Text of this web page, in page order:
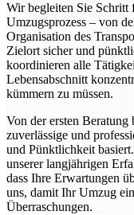
Wir begleiten Sie Schritt
Umzugsprozess – von
Organisation des
Zielort sicher und
koordinieren alle
Lebensabschnitt
kümmern zu müssen.
Von der ersten
zuverlässige und
und Pünktlichkeit
unserer langjährigen
dass Ihre Erwartungen
uns, damit Ihr Umzug
Überraschungen.